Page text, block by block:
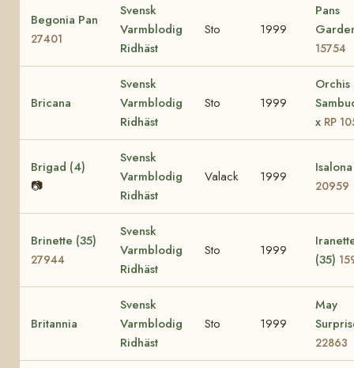
Begonia Pan
27401
Svensk
Varmblodig
Ridhäst
Sto 1999
Pans
15754
Bricana
Svensk
Varmblodig
Ridhäst
Sto 1999
Orchis
x RP
Brigad (4)
📷
Svensk
Varmblodig
Ridhäst
Valack 1999
20959
Brinette (35)
27944
Svensk
Varmblodig
Ridhäst
Sto 1999
(35)
Britannia
Svensk
Varmblodig
Ridhäst
Sto 1999
May
22863